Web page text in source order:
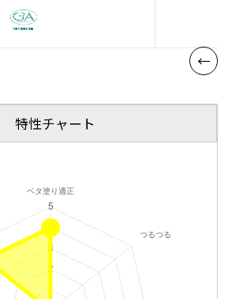
特性チャート